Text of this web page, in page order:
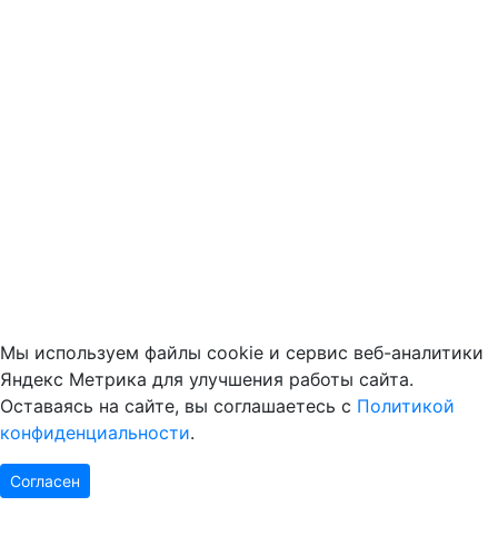
Мы используем файлы cookie и сервис веб-аналитики
Яндекс Метрика для улучшения работы сайта.
Оставаясь на сайте, вы соглашаетесь с Политикой
конфиденциальности.
Согласен